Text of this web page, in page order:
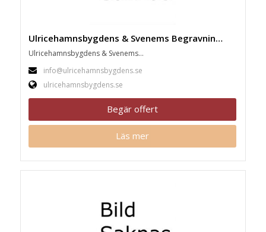
Ulricehamnsbygdens & Svenems Begravningsbyrå, Ulricehamn
Ulricehamnsbygdens & Svenems...
info@ulricehamnsbygdens.se
ulricehamnsbygdens.se
Begär offert
Läs mer